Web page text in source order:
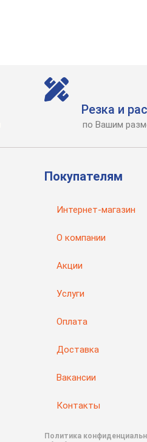
Резка и
по Вашим
Покупателям
Интернет-магазин
О компании
Акции
Услуги
Оплата
Доставка
Вакансии
Контакты
Политика